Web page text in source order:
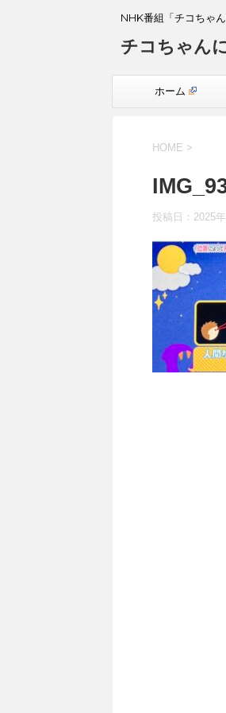
NHK番組「チコちゃ
チコちゃん
ホーム
HOME >
投稿日： 2025